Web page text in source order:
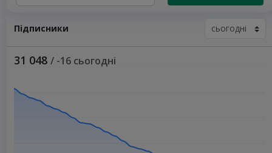
Підписники
31 048 / -16 сьогодні